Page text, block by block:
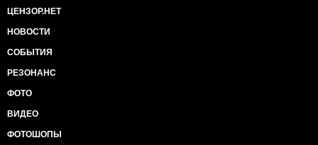
ЦЕНЗОР.НЕТ
НОВОСТИ
СОБЫТИЯ
РЕЗОНАНС
ФОТО
ВИДЕО
ФОТОШОПЫ